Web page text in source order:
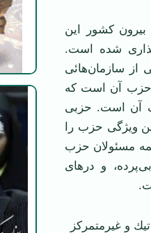
كشور اين
شده است.
از سازمان‌هائی
حزب آن است كه
آن است. حزبی
ويژگی حزب را
مسئولان حزب
و ‏درهای
و غير‌متمركز